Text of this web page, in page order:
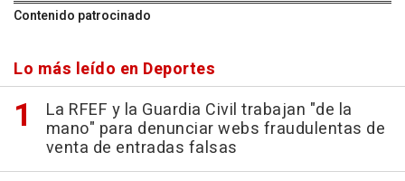
Contenido patrocinado
Lo más leído en Deportes
La RFEF y la Guardia Civil trabajan "de la
mano" para denunciar webs fraudulentas de
venta de entradas falsas